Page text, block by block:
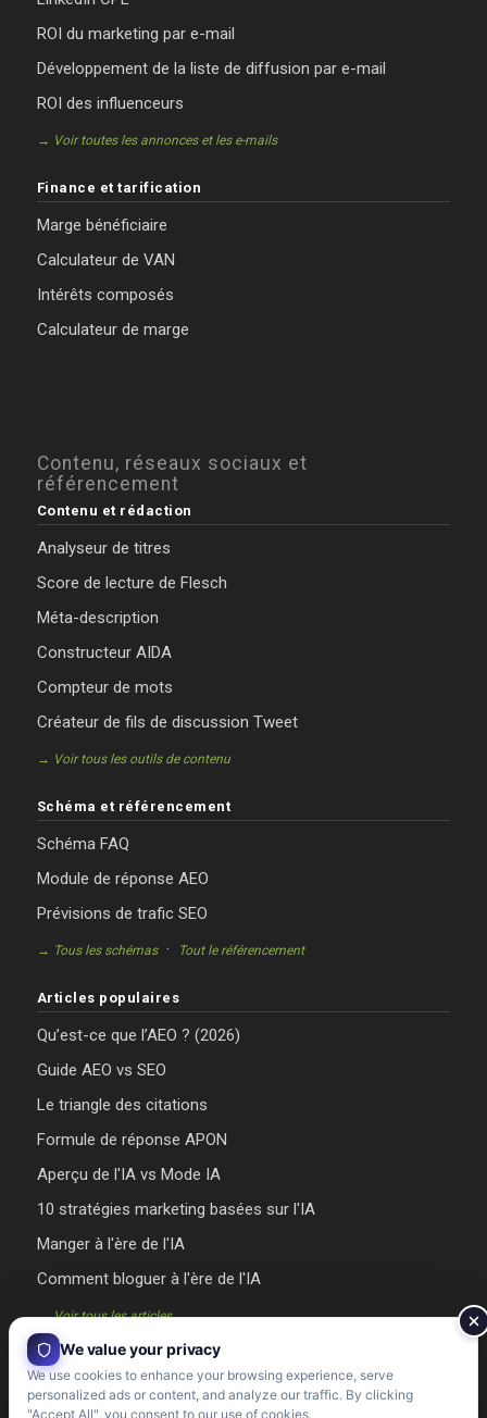
ROI du marketing par e-mail
Développement de la liste de diffusion par e-mail
ROI des influenceurs
→ Voir toutes les annonces et les e-mails
Finance et tarification
Marge bénéficiaire
Calculateur de VAN
Intérêts composés
Calculateur de marge
Contenu, réseaux sociaux et
référencement
Contenu et rédaction
Analyseur de titres
Score de lecture de Flesch
Méta-description
Constructeur AIDA
Compteur de mots
Créateur de fils de discussion Tweet
→ Voir tous les outils de contenu
Schéma et référencement
Schéma FAQ
Module de réponse AEO
Prévisions de trafic SEO
→ Tous les schémas· Tout le référencement
Articles populaires
Qu’est-ce que l’AEO ? (2026)
Guide AEO vs SEO
Le triangle des citations
Formule de réponse APON
Aperçu de l'IA vs Mode IA
10 stratégies marketing basées sur l'IA
Manger à l'ère de l'IA
Comment bloguer à l'ère de l'IA
→ Voir tous les articles
We value your privacy
We use cookies to enhance your browsing experience, serve
personalized ads or content, and analyze our traffic. By clicking
"Accept All", you consent to our use of cookies.